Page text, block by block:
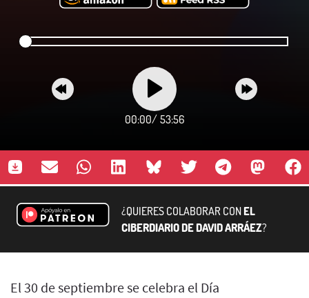
00:00/ 53:56
¿QUIERES COLABORAR CONEL
CIBERDIARIO DE DAVID ARRÁEZ?
El 30 de septiembre se celebra el Día